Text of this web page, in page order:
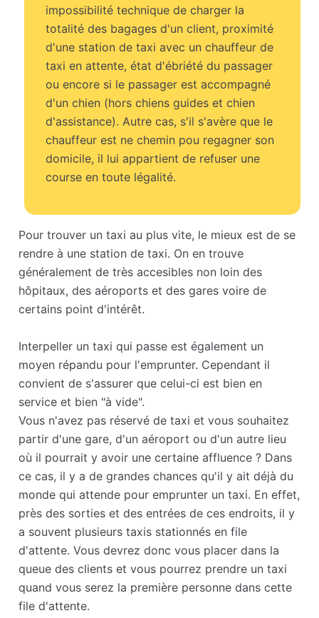
impossibilité technique de charger la
totalité des bagages d'un client, proximité
d'une station de taxi avec un chauffeur de
taxi en attente, état d'ébriété du passager
ou encore si le passager est accompagné
d'un chien (hors chiens guides et chien
d'assistance). Autre cas, s'il s'avère que le
chauffeur est ne chemin pou regagner son
domicile, il lui appartient de refuser une
course en toute légalité.
Pour trouver un taxi au plus vite, le mieux est de se
rendre à une station de taxi. On en trouve
généralement de très accesibles non loin des
hôpitaux, des aéroports et des gares voire de
certains point d'intérêt.
Interpeller un taxi qui passe est également un
moyen répandu pour l'emprunter. Cependant il
convient de s'assurer que celui-ci est bien en
service et bien "à vide".
Vous n'avez pas réservé de taxi et vous souhaitez
partir d'une gare, d'un aéroport ou d'un autre lieu
où il pourrait y avoir une certaine affluence ? Dans
ce cas, il y a de grandes chances qu'il y ait déjà du
monde qui attende pour emprunter un taxi. En effet,
près des sorties et des entrées de ces endroits, il y
a souvent plusieurs taxis stationnés en file
d'attente. Vous devrez donc vous placer dans la
queue des clients et vous pourrez prendre un taxi
quand vous serez la première personne dans cette
file d'attente.